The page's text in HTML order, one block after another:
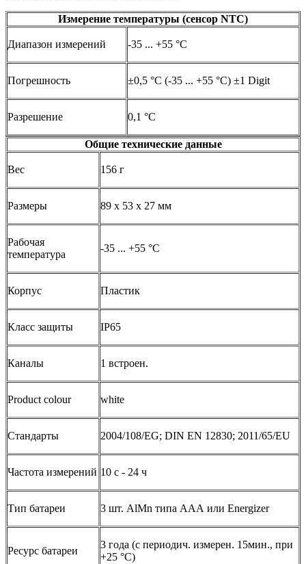
Измерение температуры (сенсор NTC)
Диапазон измерений -35 ... +55 °C
Погрешность ±0,5 °C (-35 ... +55 °C) ±1 Digit
Разрешение 0,1 °C
Общие технические данные
Вес 156 г
Размеры 89 x 53 x 27 мм
Рабочая
температура
-35 ... +55 °C
Корпус Пластик
Класс защиты IP65
Каналы 1 встроен.
Product colour white
Стандарты 2004/108/EG; DIN EN 12830; 2011/65/EU
Частота измерений 10 с - 24 ч
Тип батареи 3 шт. AlMn типа ААА или Energizer
Ресурс батареи
3 года (с периодич. измерен. 15мин., при
+25 °C)